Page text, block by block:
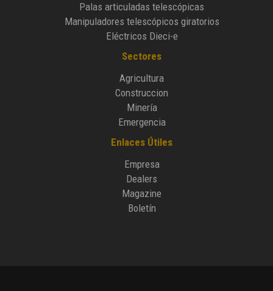
Palas articuladas telescópicas
Manipuladores telescópicos giratorios
Eléctricos Dieci-e
Sectores
Agricultura
Construccion
Minería
Emergencia
Enlaces Útiles
Empresa
Dealers
Magazine
Boletín